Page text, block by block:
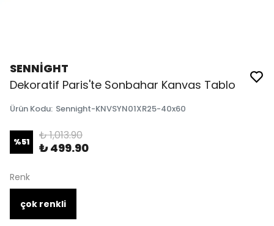
SENNİGHT
Dekoratif Paris'te Sonbahar Kanvas Tablo
Ürün Kodu: Sennight-KNVSYN01XR25-40x60
%51 ₺ 1,013.90
₺ 499.90
Renk
çok renkli